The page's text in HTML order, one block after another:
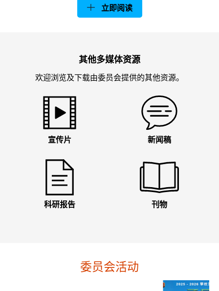
立即阅读
其他多媒体资源
欢迎浏览及下载由委员会提供的其他资源。
宣传片 新闻稿
科研报告 刊物
委员会活动